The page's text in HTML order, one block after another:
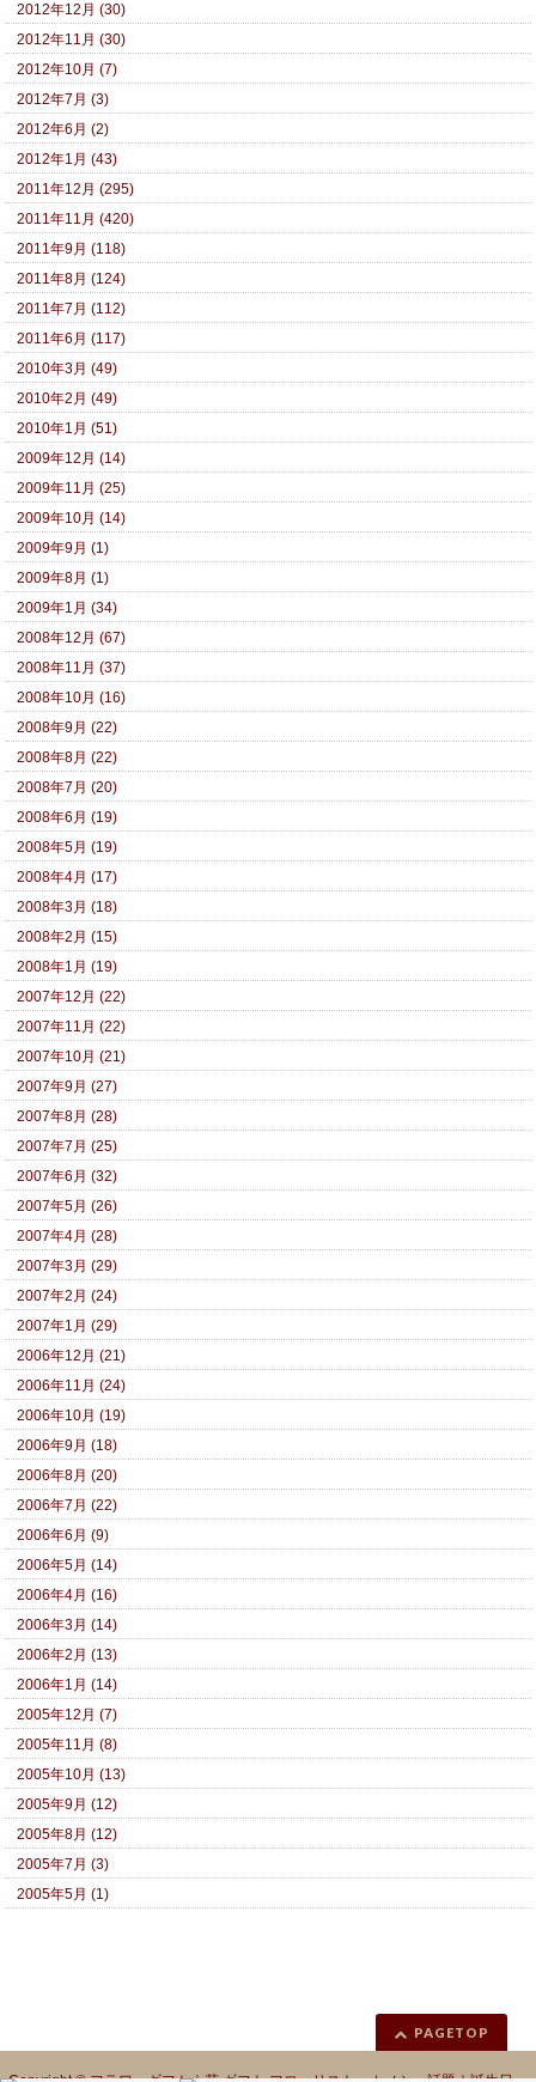
2012年12月 (30)
2012年11月 (30)
2012年10月 (7)
2012年7月 (3)
2012年6月 (2)
2012年1月 (43)
2011年12月 (295)
2011年11月 (420)
2011年9月 (118)
2011年8月 (124)
2011年7月 (112)
2011年6月 (117)
2010年3月 (49)
2010年2月 (49)
2010年1月 (51)
2009年12月 (14)
2009年11月 (25)
2009年10月 (14)
2009年9月 (1)
2009年8月 (1)
2009年1月 (34)
2008年12月 (67)
2008年11月 (37)
2008年10月 (16)
2008年9月 (22)
2008年8月 (22)
2008年7月 (20)
2008年6月 (19)
2008年5月 (19)
2008年4月 (17)
2008年3月 (18)
2008年2月 (15)
2008年1月 (19)
2007年12月 (22)
2007年11月 (22)
2007年10月 (21)
2007年9月 (27)
2007年8月 (28)
2007年7月 (25)
2007年6月 (32)
2007年5月 (26)
2007年4月 (28)
2007年3月 (29)
2007年2月 (24)
2007年1月 (29)
2006年12月 (21)
2006年11月 (24)
2006年10月 (19)
2006年9月 (18)
2006年8月 (20)
2006年7月 (22)
2006年6月 (9)
2006年5月 (14)
2006年4月 (16)
2006年3月 (14)
2006年2月 (13)
2006年1月 (14)
2005年12月 (7)
2005年11月 (8)
2005年10月 (13)
2005年9月 (12)
2005年8月 (12)
2005年7月 (3)
2005年5月 (1)
PAGETOP